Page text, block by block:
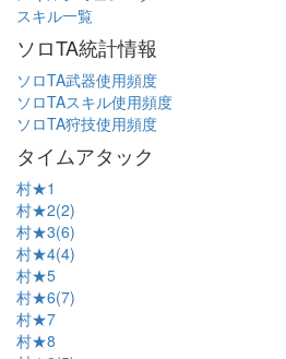
スキル一覧
ソロTA統計情報
ソロTA武器使用頻度
ソロTAスキル使用頻度
ソロTA狩技使用頻度
タイムアタック
村★1
村★2(2)
村★3(6)
村★4(4)
村★5
村★6(7)
村★7
村★8